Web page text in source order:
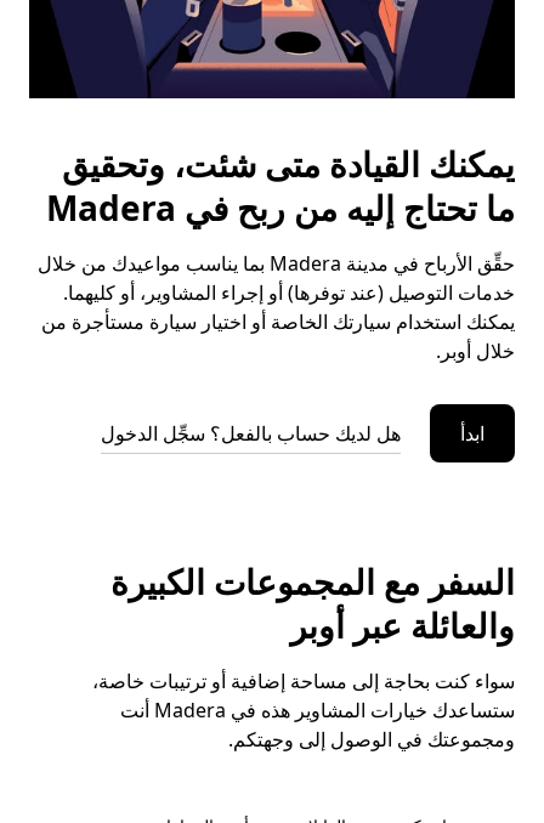
يمكنك القيادة متى شئت، وتحقيق
ما تحتاج إليه من ربح في Madera
حقِّق الأرباح في مدينة Madera بما يناسب مواعيدك من خلال
خدمات التوصيل (عند توفرها) أو إجراء المشاوير، أو كليهما.
يمكنك استخدام سيارتك الخاصة أو اختيار سيارة مستأجرة من
خلال أوبر.
ابدأ هل لديك حساب بالفعل؟ سجِّل الدخول
السفر مع المجموعات الكبيرة
والعائلة عبر أوبر
سواء كنت بحاجة إلى مساحة إضافية أو ترتيبات خاصة،
ستساعدك خيارات المشاوير هذه في Madera أنت
ومجموعتك في الوصول إلى وجهتكم.